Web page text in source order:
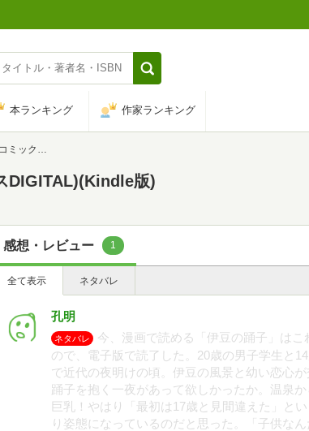
本ランキング 作家ランキング
DIGITAL)
DIGITAL)(Kindle版)
感想・レビュー 1
全て表示 ネタバレ
孔明
ネタバレ
今、漫画で読める「伊豆の踊子」は
ので、電子版で読了した。20歳の男子学生と
で近代の夜明けの頃。伊豆の風景と幼い恋心
踊子を抱く一夜があって欲しかったか。温泉
巨乳！やはり「最初は17歳と見間違えた」と
り姿態になっているのだと思った。「子供な